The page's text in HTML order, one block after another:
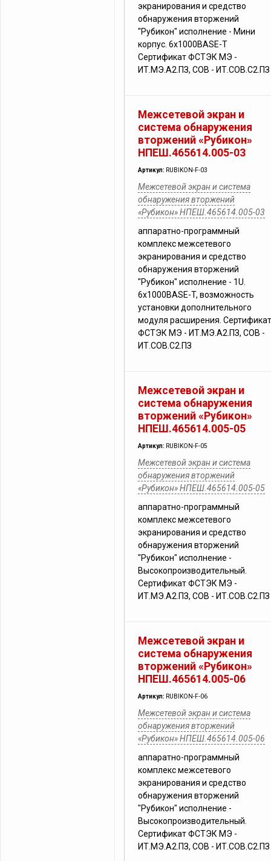
экранирования и средство
обнаружения вторжений
"Рубикон" исполнение - Мини
корпус. 6х1000BASE-T
Сертификат ФСТЭК МЭ -
ИТ.МЭ.А2.ПЗ, СОВ - ИТ.СОВ.С2.ПЗ
Межсетевой экран и
система обнаружения
вторжений «Рубикон»
НПЕШ.465614.005-03
Артикул: RUBIKON-F-03
Межсетевой экран и система
обнаружения вторжений
«Рубикон» НПЕШ.465614.005-03
аппаратно-программный
комплекс межсетевого
экранирования и средство
обнаружения вторжений
"Рубикон" исполнение - 1U.
6х1000BASE-T, возможность
установки дополнительного
модуля расширения. Сертификат
ФСТЭК МЭ - ИТ.МЭ.А2.ПЗ, СОВ -
ИТ.СОВ.С2.ПЗ
Межсетевой экран и
система обнаружения
вторжений «Рубикон»
НПЕШ.465614.005-05
Артикул: RUBIKON-F-05
Межсетевой экран и система
обнаружения вторжений
«Рубикон» НПЕШ.465614.005-05
аппаратно-программный
комплекс межсетевого
экранирования и средство
обнаружения вторжений
"Рубикон" исполнение -
Высокопроизводительный.
Сертификат ФСТЭК МЭ -
ИТ.МЭ.А2.ПЗ, СОВ - ИТ.СОВ.С2.ПЗ
Межсетевой экран и
система обнаружения
вторжений «Рубикон»
НПЕШ.465614.005-06
Артикул: RUBIKON-F-06
Межсетевой экран и система
обнаружения вторжений
«Рубикон» НПЕШ.465614.005-06
аппаратно-программный
комплекс межсетевого
экранирования и средство
обнаружения вторжений
"Рубикон" исполнение -
Высокопроизводительный.
Сертификат ФСТЭК МЭ -
ИТ.МЭ.А2.ПЗ, СОВ - ИТ.СОВ.С2.ПЗ